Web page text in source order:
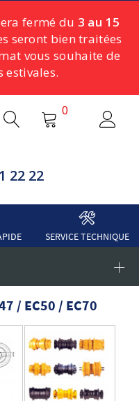
fermé du 3 au 15
seront bien traitées
vous souhaite de
estivales.
22 22
0
SERVICE TECHNIQUE
/ EC50 / EC70